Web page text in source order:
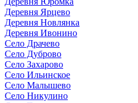
Деревня Ярцево
Деревня Новлянка
Деревня Ивонино
Село Драчево
Село Дуброво
Село Захарово
Село Ильинское
Село Малышево
Село Никулино